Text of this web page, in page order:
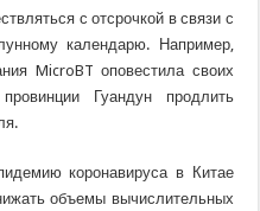
с отсрочкой в связи с
календарю. Например,
MicroBT оповестила своих
Гуандун продлить
коронавируса в Китае
объемы вычислительных